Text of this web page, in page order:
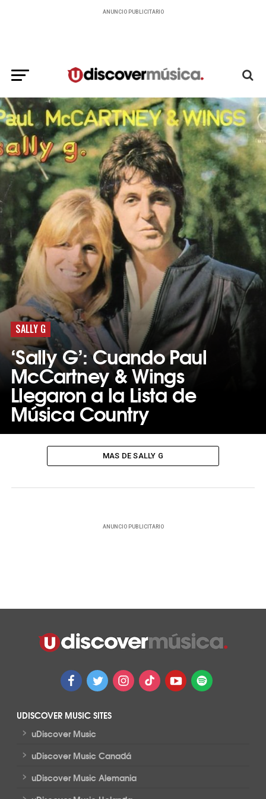
ANUNCIO PUBLICITARIO
SALLY G
‘Sally G’: Cuando Paul
McCartney & Wings
Llegaron a la Lista de
Música Country
MAS DE SALLY G
ANUNCIO PUBLICITARIO
UDISCOVER MUSIC SITES
> uDiscover Music
> uDiscover Music Canadá
> uDiscover Music Alemania